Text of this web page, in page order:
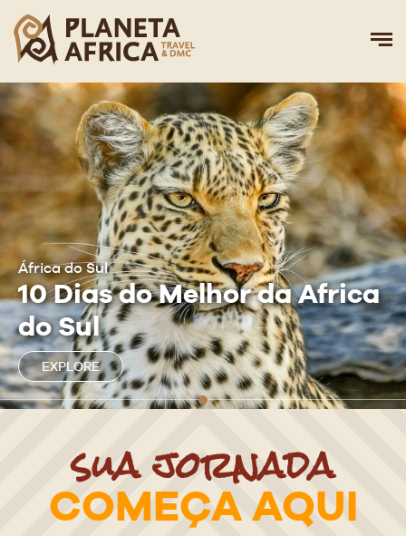
África do Sul
10 Dias do Melhor da Africa
do Sul
EXPLORE
sua jornada
COMEÇA AQUI